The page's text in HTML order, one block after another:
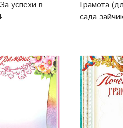
успехи в
Грамота
сада